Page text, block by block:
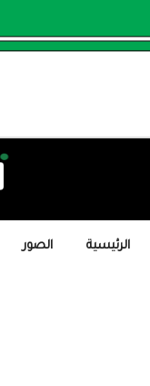
الرئيسية الصور